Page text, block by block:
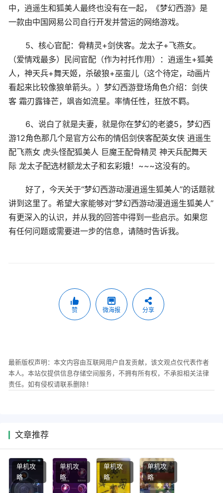
中，逍遥生和狐美人最终也没有在一起，《梦幻西游》是
一款由中国网易公司自行开发并营运的网络游戏。
5、核心官配：骨精灵+剑侠客。龙太子+飞燕女。
（爱情戏最多）民间官配（作为衬托作用）：逍遥生+狐美
人，神天兵+舞天姬，杀破狼+巫蛮儿（这个待定，动画片
看起来比较像狼单箭头。）梦幻西游登场角色介绍：剑侠
客 霜刃露锋芒，飒沓如流星。率情任性，狂放不羁。
6、说白了就是夫妻，就是你在梦幻的老婆5，梦幻西
游12角色那几个是官方公布的情侣剑侠客配英女侠 逍遥生
配飞燕女 虎头怪配狐美人 巨魔王配骨精灵 神天兵配舞天
际 龙太子配选材额龙太子和玄彩娥！~~~这没有的。
好了，今天关于“梦幻西游动漫逍遥生狐美人”的话题就
讲到这里了。希望大家能够对“梦幻西游动漫逍遥生狐美人”
有更深入的认识，并从我的回答中得到一些启示。如果您
有任何问题或需要进一步的信息，请随时告诉我。
赞 微海报 分享
最新版权声明：本文内容由互联网用户自发贡献，该文观点仅代表作者
本人。本站仅提供信息存储空间服务，不拥有所有权，不承担相关法律
责任。如有侵权请联系删除！
文章推荐
单机攻
略
单机攻
略
单机攻
略
单机攻
略